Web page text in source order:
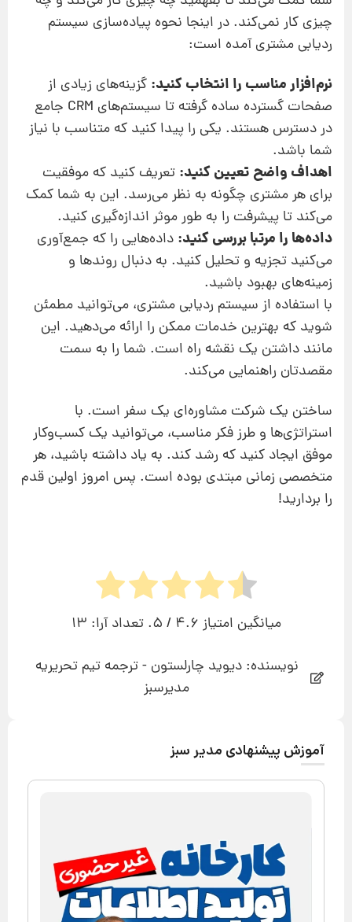
چیزی کار نمی‌کند. در اینجا نحوه پیاده‌سازی سیستم
ردیابی مشتری آمده است:
نرم‌افزار مناسب را انتخاب کنید: گزینه‌های زیادی از
صفحات گسترده ساده گرفته تا سیستم‌های CRM جامع
در دسترس هستند. یکی را پیدا کنید که متناسب با نیاز
شما باشد.
اهداف واضح تعیین کنید: تعریف کنید که موفقیت
برای هر مشتری چگونه به نظر می‌رسد. این به شما کمک
می‌کند تا پیشرفت را به طور موثر اندازه‌گیری کنید.
داده‌ها را مرتبا بررسی کنید: داده‌هایی را که جمع‌آوری
می‌کنید تجزیه و تحلیل کنید. به دنبال روندها و
زمینه‌های بهبود باشید.
با استفاده از سیستم ردیابی مشتری، می‌توانید مطمئن
شوید که بهترین خدمات ممکن را ارائه می‌دهید. این
مانند داشتن یک نقشه راه است. شما را به سمت
مقصدتان راهنمایی می‌کند.
ساختن یک شرکت مشاوره‌ای یک سفر است. با
استراتژی‌ها و طرز فکر مناسب، می‌توانید یک کسب‌وکار
موفق ایجاد کنید که رشد کند. به یاد داشته باشید، هر
متخصصی زمانی مبتدی بوده است. پس امروز اولین قدم
را بردارید!
میانگین امتیاز 4.6 / 5. تعداد آرا:
13
نویسنده: دیوید چارلستون - ترجمه تیم تحریریه
مدیرسبز
آموزش پیشنهادی مدیر سبز